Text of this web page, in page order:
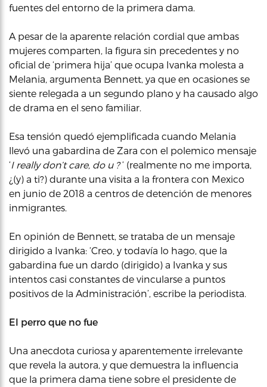
fuentes del entorno de la primera dama.
A pesar de la aparente relación cordial que ambas
mujeres comparten, la figura sin precedentes y no
oficial de ‘primera hija’ que ocupa Ivanka molesta a
Melania, argumenta Bennett, ya que en ocasiones se
siente relegada a un segundo plano y ha causado algo
de drama en el seno familiar.
Esa tensión quedó ejemplificada cuando Melania
llevó una gabardina de Zara con el polemico mensaje
‘I really don’t care, do u ?‘ (realmente no me importa,
¿(y) a ti?) durante una visita a la frontera con Mexico
en junio de 2018 a centros de detención de menores
inmigrantes.
En opinión de Bennett, se trataba de un mensaje
dirigido a Ivanka: ‘Creo, y todavía lo hago, que la
gabardina fue un dardo (dirigido) a Ivanka y sus
intentos casi constantes de vincularse a puntos
positivos de la Administración’, escribe la periodista.
El perro que no fue
Una anecdota curiosa y aparentemente irrelevante
que revela la autora, y que demuestra la influencia
que la primera dama tiene sobre el presidente de